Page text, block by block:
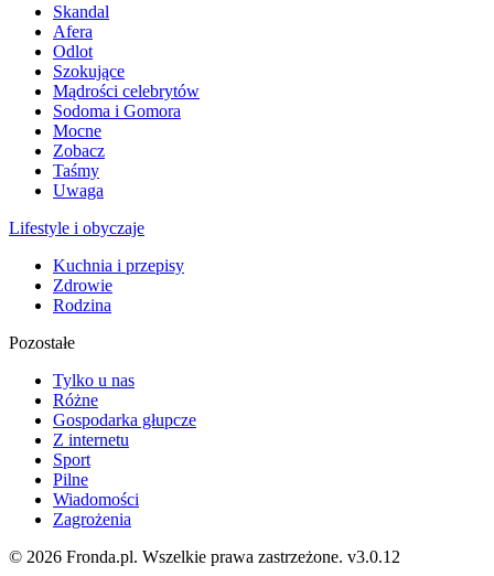
Skandal
Afera
Odlot
Szokujące
Mądrości celebrytów
Sodoma i Gomora
Mocne
Zobacz
Taśmy
Uwaga
Lifestyle i obyczaje
Kuchnia i przepisy
Zdrowie
Rodzina
Pozostałe
Tylko u nas
Różne
Gospodarka głupcze
Z internetu
Sport
Pilne
Wiadomości
Zagrożenia
© 2026 Fronda.pl. Wszelkie prawa zastrzeżone. v3.0.12